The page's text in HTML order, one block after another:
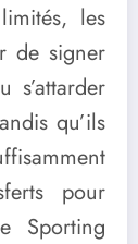
les
de signer
s’attarder
qu’ils
pour
Sporting